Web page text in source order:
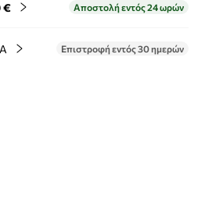
€ Αποστολή εντός 24 ωρών
Επιστροφή εντός 30 ημερών